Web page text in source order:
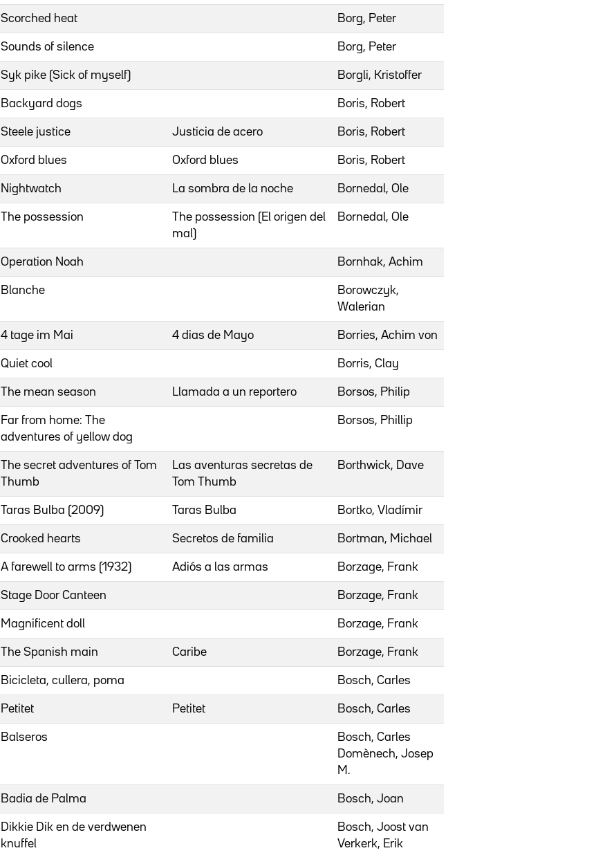
Scorched heat Borg, Peter
Sounds of silence Borg, Peter
Syk pike (Sick of myself) Borgli, Kristoffer
Backyard dogs Boris, Robert
Steele justice Justicia de acero Boris, Robert
Oxford blues Oxford blues Boris, Robert
Nightwatch La sombra de la noche Bornedal, Ole
The possession
The possession (El origen del
mal)
Bornedal, Ole
Operation Noah Bornhak, Achim
Blanche
Borowczyk,
Walerian
4 tage im Mai 4 dias de Mayo Borries, Achim von
Quiet cool Borris, Clay
The mean season Llamada a un reportero Borsos, Philip
Far from home: The
adventures of yellow dog
Borsos, Phillip
The secret adventures of Tom
Thumb
Las aventuras secretas de
Tom Thumb
Borthwick, Dave
Taras Bulba (2009) Taras Bulba Bortko, Vladímir
Crooked hearts Secretos de familia Bortman, Michael
A farewell to arms (1932) Adiós a las armas Borzage, Frank
Stage Door Canteen Borzage, Frank
Magnificent doll Borzage, Frank
The Spanish main Caribe Borzage, Frank
Bicicleta, cullera, poma Bosch, Carles
Petitet Petitet Bosch, Carles
Balseros
Bosch, Carles
Domènech, Josep
M.
Badia de Palma Bosch, Joan
Dikkie Dik en de verdwenen
knuffel
Bosch, Joost van
Verkerk, Erik